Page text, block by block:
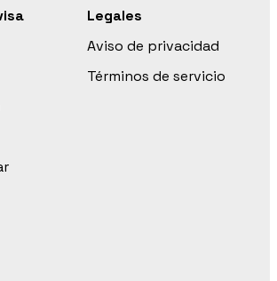
Legales
Aviso de privacidad
Términos de servicio